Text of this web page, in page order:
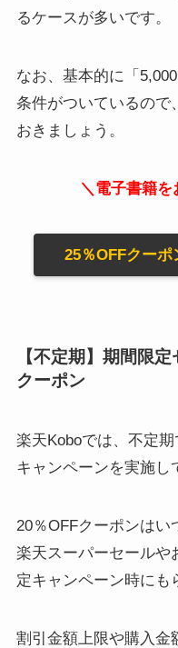
るケースが多いです。
なお、基本的に「
条件がついているので
おきましょう。
＼電子書籍を
25％OFFクー
【不定期】期間限
クーポン
楽天Koboでは、不定期
キャンペーンを実施し
20％OFFクーポンはい
楽天スーパーセールや
定キャンペーン時にも
割引金額上限や購入金